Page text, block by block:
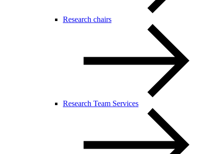
Research chairs
Research Team Services